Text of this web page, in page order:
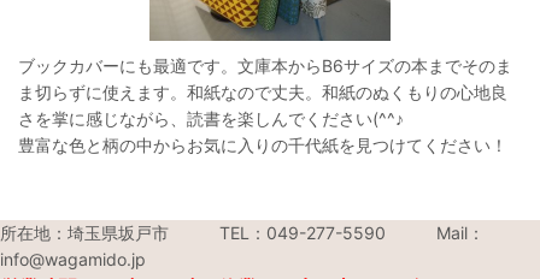
ブックカバーにも最適です。文庫本からB6サイズの本までそのま
ま切らずに使えます。和紙なので丈夫。和紙のぬくもりの心地良
さを掌に感じながら、読書を楽しんでください(^^♪
豊富な色と柄の中からお気に入りの千代紙を見つけてください！
所在地：埼玉県坂戸市 TEL：049-277-5590 Mail：
info@wagamido.jp